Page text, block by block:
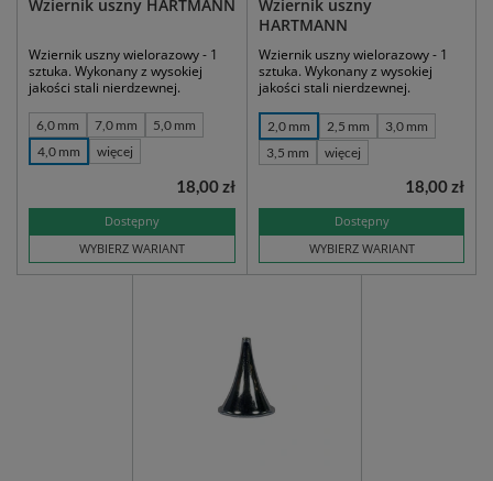
Wziernik uszny HARTMANN
Wziernik uszny wielorazowy - 1
sztuka. Wykonany z wysokiej
jakości stali nierdzewnej.
6,0 mm 7,0 mm
5,0 mm
4,0 mm
więcej
Dostępny
WYBIERZ WARIANT
18,00 zł
Wziernik uszny
HARTMANN
Wziernik uszny wielorazowy - 1
sztuka. Wykonany z wysokiej
jakości stali nierdzewnej.
2,0 mm 2,5 mm
3,0 mm
3,5 mm
więcej
Dostępny
WYBIERZ WARIANT
18,00 zł